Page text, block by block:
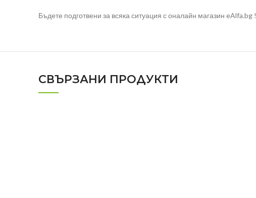
Бъдете подготвени за всяка ситуация с оналайн магазин eAlfa.bg !
СВЪРЗАНИ ПРОДУКТИ